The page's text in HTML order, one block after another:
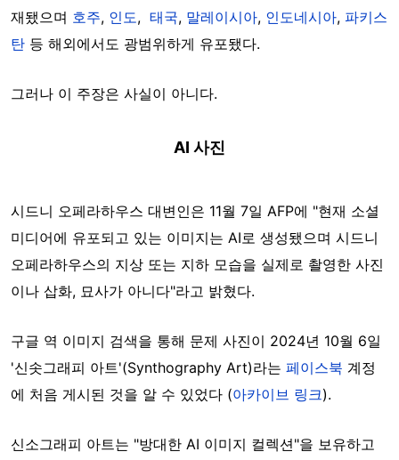
재됐으며 호주, 인도, 태국, 말레이시아, 인도네시아, 파키스
탄 등 해외에서도 광범위하게 유포됐다.
그러나 이 주장은 사실이 아니다.
AI 사진
시드니 오페라하우스 대변인은 11월 7일 AFP에 "현재 소셜
미디어에 유포되고 있는 이미지는 AI로 생성됐으며 시드니
오페라하우스의 지상 또는 지하 모습을 실제로 촬영한 사진
이나 삽화, 묘사가 아니다"라고 밝혔다.
구글 역 이미지 검색을 통해 문제 사진이 2024년 10월 6일
'신솟그래피 아트'(Synthography Art)라는 페이스북 계정
에 처음 게시된 것을 알 수 있었다 (아카이브 링크).
신소그래피 아트는 "방대한 AI 이미지 컬렉션"을 보유하고